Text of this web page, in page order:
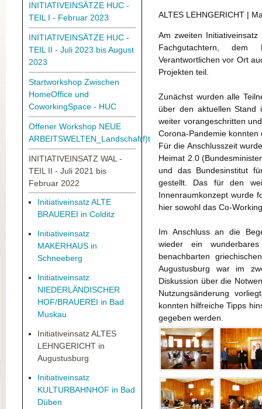
INITIATIVEINSÄTZE HUC -
TEIL I - Februar 2023
INITIATIVEINSÄTZE HUC -
TEIL II - Juli 2023 bis August
2023
Startworkshop Zwischen
HomeOffice und
CoworkingSpace - HUC
Offener Workshop NEUE
ARBEITSWELTEN_Landschaf(f)t
INITIATIVEINSATZ WAL -
TEIL II - Juli 2021 bis
Februar 2022
Initiativeinsatz ALTE
BRAUEREI in Colditz
Initiativeinsatz
MAKERHAUS in
Schneeberg
Initiativeinsatz
NIEDERLÄNDISCHER
HOF/BRAUEREI in Bad
Muskau
Initiativeinsatz ALTES
LEHNGERICHT in
Augustusburg
Initiativeinsatz
KULTURBAHNHOF in Bad
Düben
ALTES LEHNGERICHT |
Am zweiten
Fachgutachtern,
Verantwortlichen vor Ort
Projekten teil.
Zunächst wurden alle
über den aktuellen Stand
weiter vorangeschritten
Corona-Pandemie
Für die Anschlusszeit
Heimat 2.0
und das Bundesinstitut
gestellt. Das für den
Innenraumkonzept wurde
hier sowohl das Co-
Im Anschluss an die
wieder ein
benachbarten
Augustusburg war im
Diskussion über die
Nutzungsänderung
konnten hilfreiche Tipps
gegeben werden.